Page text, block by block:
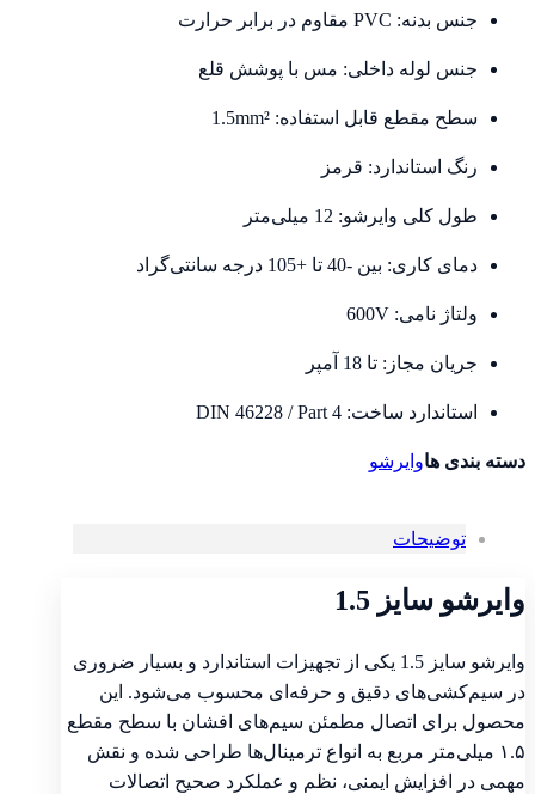
جنس بدنه: PVC مقاوم در برابر حرارت
جنس لوله داخلی: مس با پوشش قلع
سطح مقطع قابل استفاده: 1.5mm²
رنگ استاندارد: قرمز
طول کلی وایرشو: 12 میلی‌متر
دمای کاری: بین -40 تا +105 درجه سانتی‌گراد
ولتاژ نامی: 600V
جریان مجاز: تا 18 آمپر
استاندارد ساخت: DIN 46228 / Part 4
دسته بندی هاوایرشو
توضیحات
وایرشو سایز 1.5
وایرشو سایز 1.5 یکی از تجهیزات استاندارد و بسیار ضروری
در سیم‌کشی‌های دقیق و حرفه‌ای محسوب می‌شود. این
محصول برای اتصال مطمئن سیم‌های افشان با سطح مقطع
۱.۵ میلی‌متر مربع به انواع ترمینال‌ها طراحی شده و نقش
مهمی در افزایش ایمنی، نظم و عملکرد صحیح اتصالات